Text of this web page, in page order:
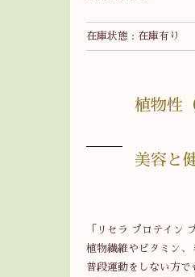
在庫状態 : 在庫有り
植物性
美容と
「リセラ プロテイン
植物繊維やビタミン、
普段運動をしない方